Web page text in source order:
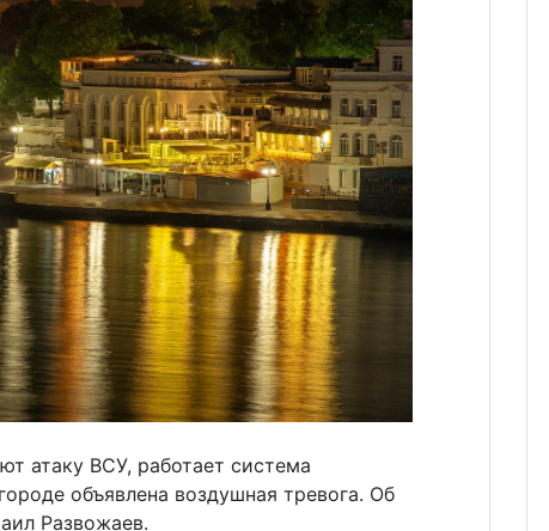
атаку ВСУ, работает система
объявлена воздушная тревога. Об
Развожаев.